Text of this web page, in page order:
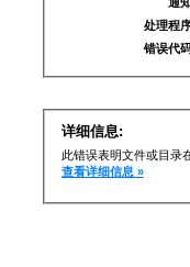
处理程
错误代
详细信息:
此错误表明文件或目录
查看详细信息 »